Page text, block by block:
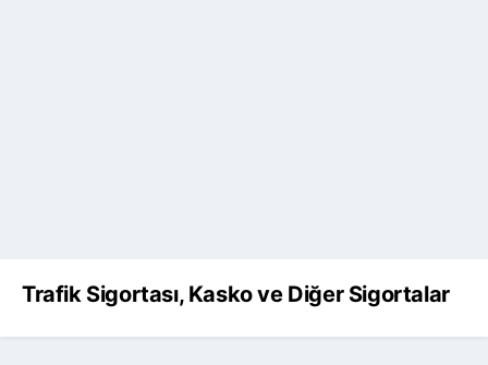
Trafik Sigortası, Kasko ve Diğer Sigortalar